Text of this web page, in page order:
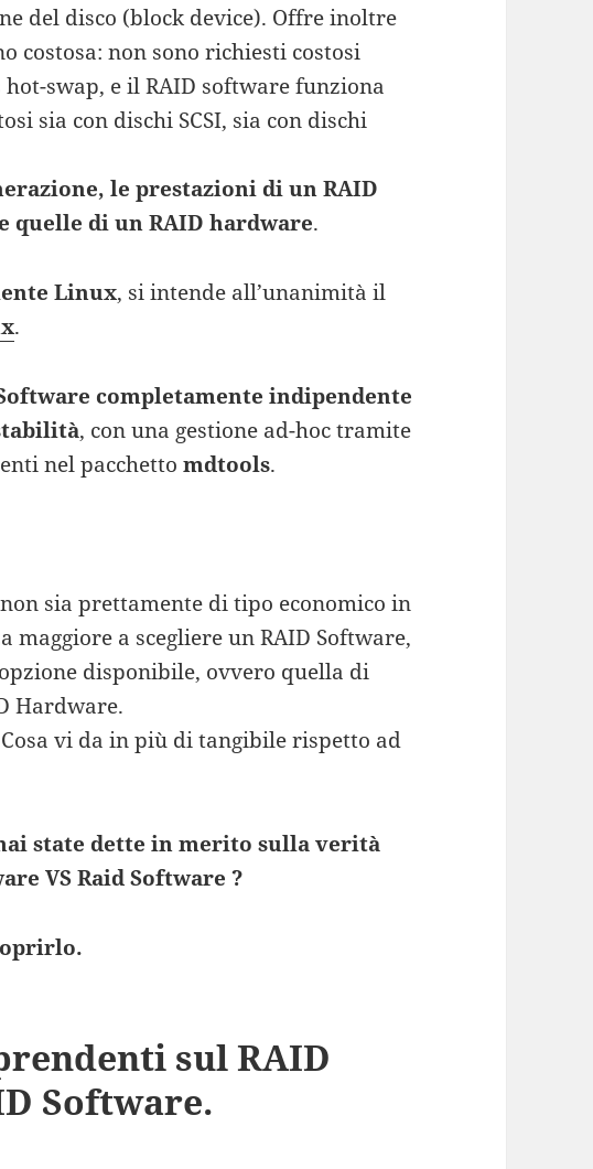
del disco (block device). Offre inoltre
costosa: non sono richiesti costosi
swap, e il RAID software funziona
sia con dischi SCSI, sia con dischi
le prestazioni di un RAID
quelle di un RAID hardware.
Linux, si intende all’unanimità il
.
completamente indipendente
, con una gestione ad-hoc tramite
nel pacchettomdtools.
sia prettamente di tipo economico in
maggiore a scegliere un RAID Software,
disponibile, ovvero quella di
Hardware.
vi da in più di tangibile rispetto ad
state dette in merito sulla verità
VS Raid Software ?
sul RAID
Software.